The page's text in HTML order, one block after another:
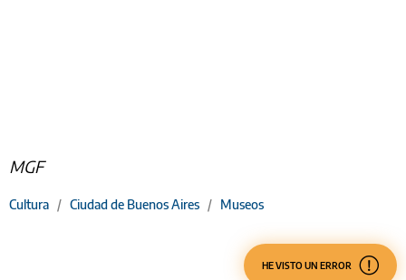
MGF
Cultura / Ciudad de Buenos Aires / Museos
HE VISTO UN ERROR